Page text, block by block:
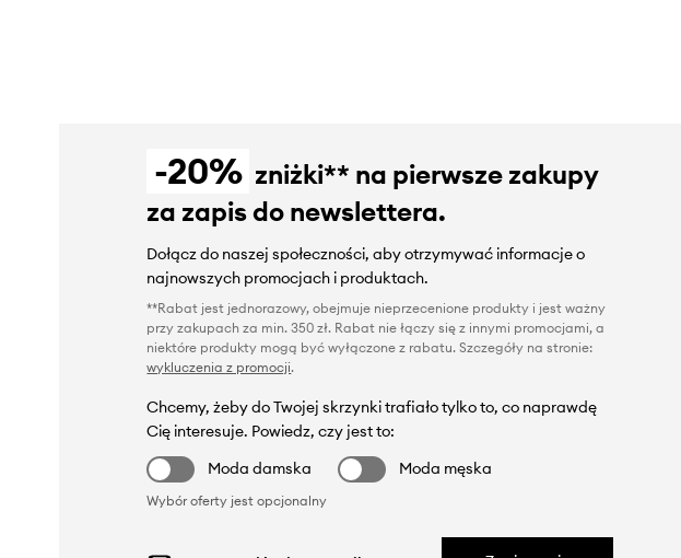
-20% zniżki** na pierwsze zakupy
za zapis do newslettera.
Dołącz do naszej społeczności, aby otrzymywać informacje o
najnowszych promocjach i produktach.
**Rabat jest jednorazowy, obejmuje nieprzecenione produkty i jest ważny
przy zakupach za min. 350 zł. Rabat nie łączy się z innymi promocjami, a
niektóre produkty mogą być wyłączone z rabatu. Szczegóły na stronie:
wykluczenia z promocji.
Chcemy, żeby do Twojej skrzynki trafiało tylko to, co naprawdę
Cię interesuje. Powiedz, czy jest to:
Moda damska
Moda męska
Wybór oferty jest opcjonalny